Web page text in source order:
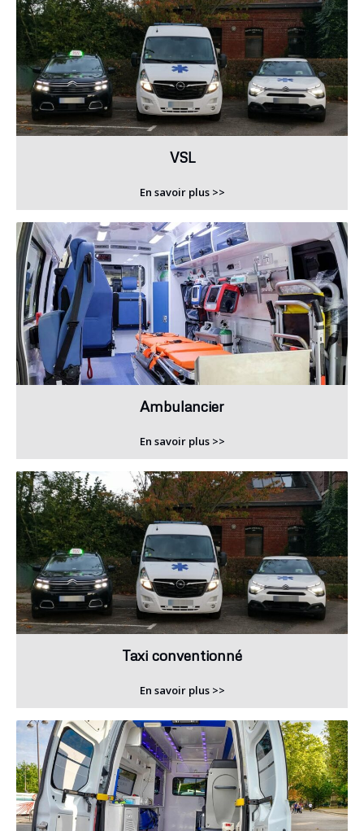
VSL
En savoir plus >>
Ambulancier
En savoir plus >>
Taxi conventionné
En savoir plus >>